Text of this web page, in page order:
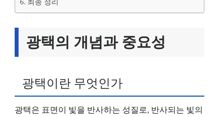
최종 정리
광택의 개념과 중요성
광택이란 무엇인가
광택은 표면이 빛을 반사하는 성질로, 반사되는 빛의